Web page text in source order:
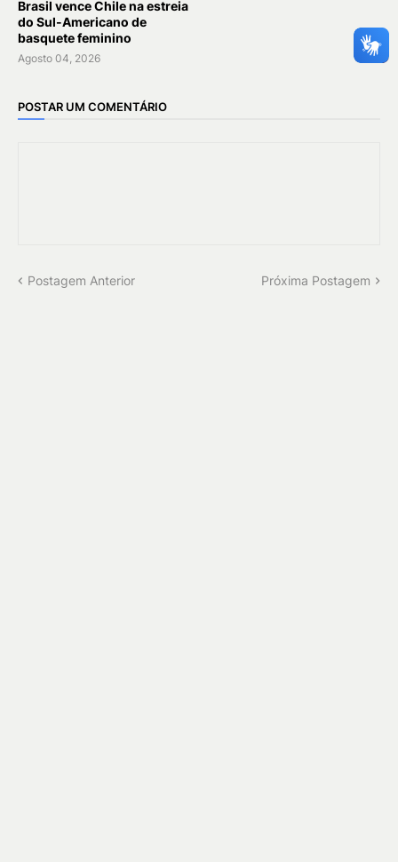
Brasil vence Chile na estreia
do Sul-Americano de
basquete feminino
Agosto 04, 2026
POSTAR UM COMENTÁRIO
Postagem Anterior Próxima Postagem